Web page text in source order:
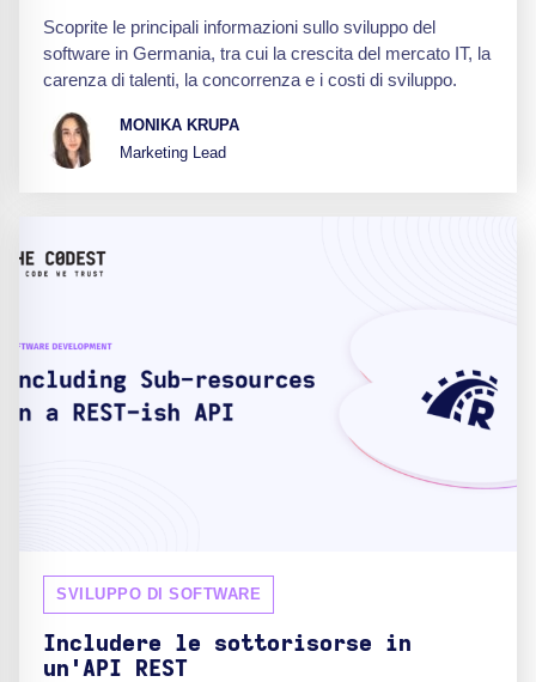
Scoprite le principali informazioni sullo sviluppo del
software in Germania, tra cui la crescita del mercato IT, la
carenza di talenti, la concorrenza e i costi di sviluppo.
MONIKA KRUPA
Marketing Lead
SVILUPPO DI SOFTWARE
Includere le sottorisorse in
un'API REST